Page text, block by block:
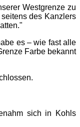
Westgrenze zu
des Kanzlers
es – wie fast alle
Farbe bekannt
sich in Kohls